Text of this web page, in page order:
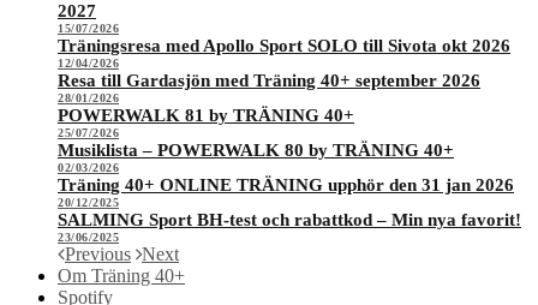
2027
15/07/2026
Träningsresa med Apollo Sport SOLO till Sivota okt 2026
12/04/2026
Resa till Gardasjön med Träning 40+ september 2026
28/01/2026
POWERWALK 81 by TRÄNING 40+
25/07/2026
Musiklista – POWERWALK 80 by TRÄNING 40+
02/03/2026
Träning 40+ ONLINE TRÄNING upphör den 31 jan 2026
20/12/2025
SALMING Sport BH-test och rabattkod – Min nya favorit!
23/06/2025
Previous Next
Om Träning 40+
Spotify